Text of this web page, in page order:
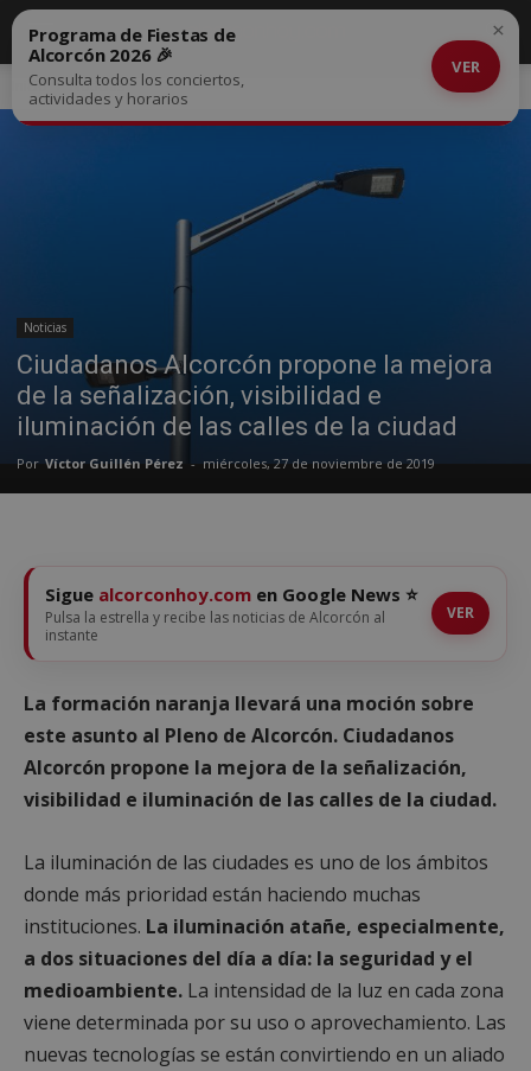
Inicio Noticias
Noticias
Ciudadanos Alcorcón propone la mejora
de la señalización, visibilidad e
iluminación de las calles de la ciudad
Por Víctor Guillén Pérez - miércoles, 27 de noviembre de 2019
Programa de Fiestas de
Alcorcón 2026 🎉
Consulta todos los conciertos,
actividades y horarios
VER
×
Sigue alcorconhoy.com en Google News ⭐
Pulsa la estrella y recibe las noticias de Alcorcón al
instante
VER
La formación naranja llevará una moción sobre
este asunto al Pleno de Alcorcón. Ciudadanos
Alcorcón propone la mejora de la señalización,
visibilidad e iluminación de las calles de la ciudad.
La iluminación de las ciudades es uno de los ámbitos
donde más prioridad están haciendo muchas
instituciones. La iluminación atañe, especialmente,
a dos situaciones del día a día: la seguridad y el
medioambiente. La intensidad de la luz en cada zona
viene determinada por su uso o aprovechamiento. Las
nuevas tecnologías se están convirtiendo en un aliado